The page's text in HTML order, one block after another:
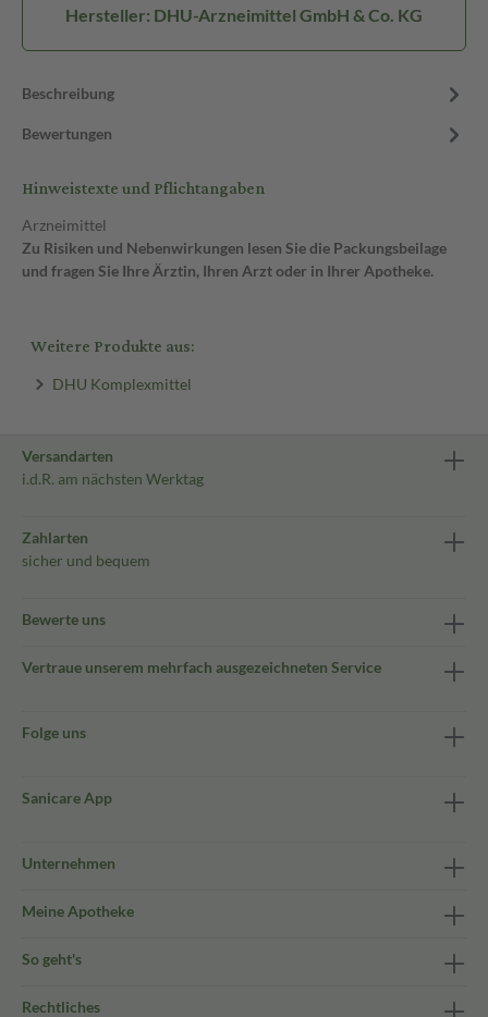
Hersteller: DHU-Arzneimittel GmbH & Co. KG
Beschreibung
Bewertungen
Hinweistexte und Pflichtangaben
Arzneimittel
Zu Risiken und Nebenwirkungen lesen Sie die Packungsbeilage
und fragen Sie Ihre Ärztin, Ihren Arzt oder in Ihrer Apotheke.
Weitere Produkte aus:
DHU Komplexmittel
Versandarten
i.d.R. am nächsten Werktag
Zahlarten
sicher und bequem
Bewerte uns
Vertraue unserem mehrfach ausgezeichneten Service
Folge uns
Sanicare App
Unternehmen
Meine Apotheke
So geht's
Rechtliches